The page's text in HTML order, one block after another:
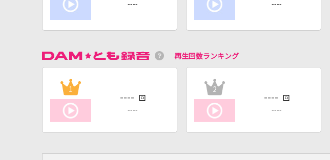
---- ----
再生回数ランキング
1
---- 回
----
2
---- 回
----